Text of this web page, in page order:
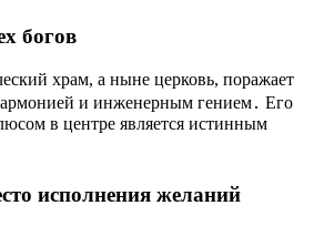
богов
храм, а ныне церковь, поражает
и инженерным гением․ Его
в центре является истинным
исполнения желаний